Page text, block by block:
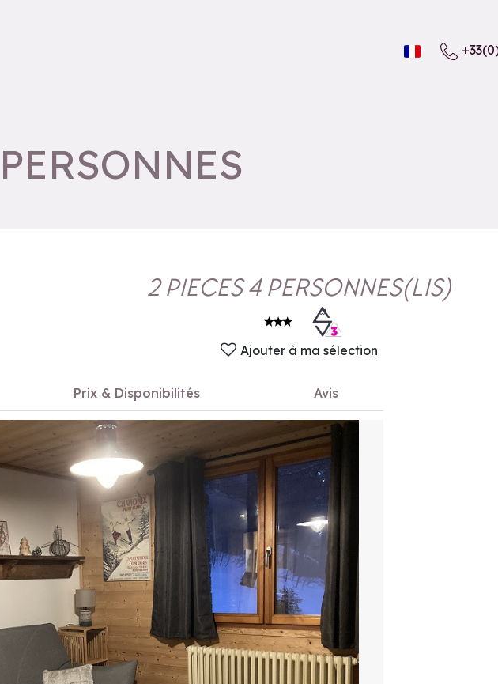
2 PIECES 4 PERSONNES(LIS)
Ajouter à ma sélection
Prix & Disponibilités Avis